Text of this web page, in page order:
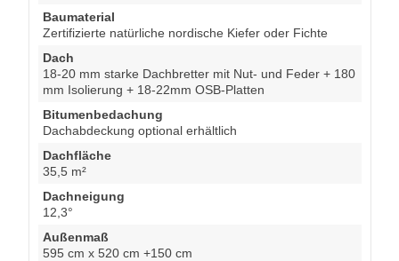
Baumaterial
Zertifizierte natürliche nordische Kiefer oder Fichte
Dach
18-20 mm starke Dachbretter mit Nut- und Feder + 180
mm Isolierung + 18-22mm OSB-Platten
Bitumenbedachung
Dachabdeckung optional erhältlich
Dachfläche
35,5 m²
Dachneigung
12,3°
Außenmaß
595 cm x 520 cm +150 cm